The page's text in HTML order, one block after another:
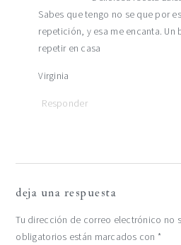
Sabes que tengo no se que por
repetición, y esa me encanta. Un
repetir en casa
Virginia
Responder
deja una respuesta
Tu dirección de correo electrónico no
obligatorios están marcados con *